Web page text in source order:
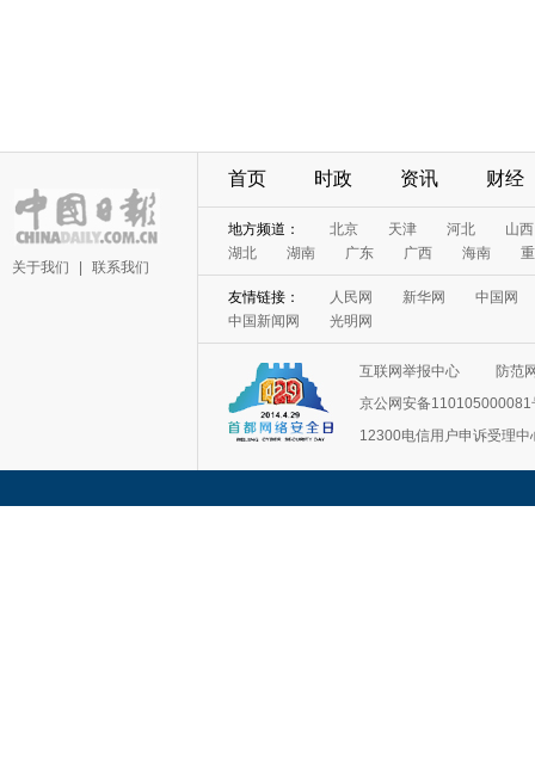
关于我们 联系我们
首页 时政 资讯 财经
地方频道： 北京 天津 河北
山西
湖北
湖南 广东 广西 海南
友情链接： 人民网 新华网
中国网
中国新闻网
光明网
互联网举报中心
防范
京公网安备110105000081
12300电信用户申诉受理中